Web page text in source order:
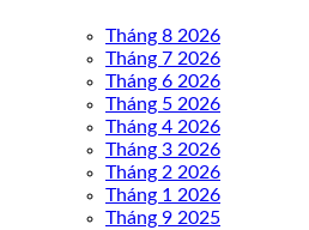
Tháng 8 2026
Tháng 7 2026
Tháng 6 2026
Tháng 5 2026
Tháng 4 2026
Tháng 3 2026
Tháng 2 2026
Tháng 1 2026
Tháng 9 2025